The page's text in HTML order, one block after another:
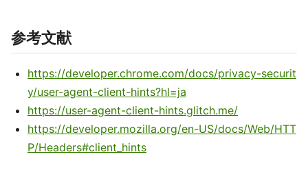
参考文献
https://developer.chrome.com/docs/privacy-securit
y/user-agent-client-hints?hl=ja
https://user-agent-client-hints.glitch.me/
https://developer.mozilla.org/en-US/docs/Web/HTT
P/Headers#client_hints